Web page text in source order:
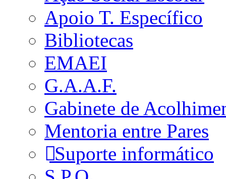
Apoio T. Específico
Bibliotecas
EMAEI
G.A.A.F.
Gabinete de
Mentoria entre Pares
Suporte informático